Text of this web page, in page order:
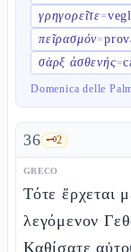
γρηγορεῖτε=
πεῖρασμόν=
σὰρξ ἀσθενής=
Domenica delle
36 🗝️2
GRECO
Τότε ἔρχεται
λεγόμενον
Καθίσατε